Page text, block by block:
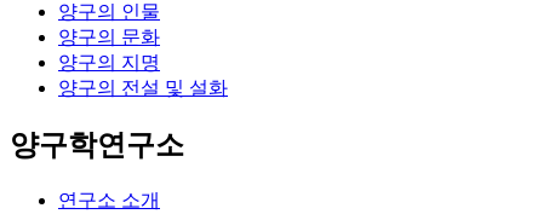
양구의 인물
양구의 문화
양구의 지명
양구의 전설 및 설화
양구학연구소
연구소 소개